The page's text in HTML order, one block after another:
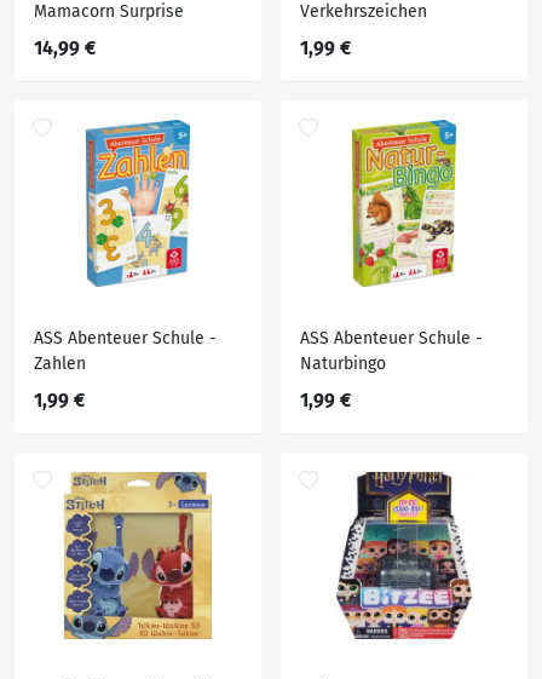
Mamacorn Surprise
14,99 €
Verkehrszeichen
1,99 €
ASS Abenteuer Schule -
Zahlen
1,99 €
ASS Abenteuer Schule -
Naturbingo
1,99 €